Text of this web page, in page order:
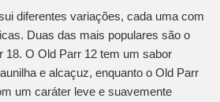
diferentes variações, cada uma com
Duas das mais populares são o
18. O Old Parr 12 tem um sabor
e alcaçuz, enquanto o Old Parr
um caráter leve e suavemente